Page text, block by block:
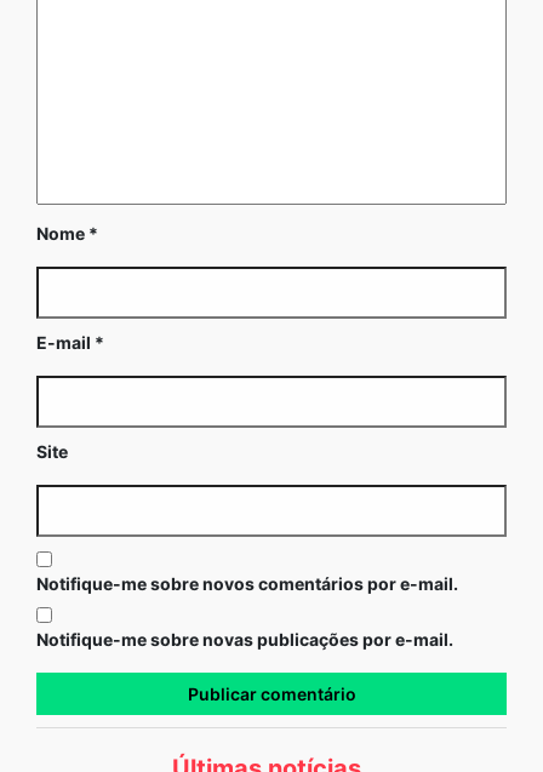
Nome *
E-mail *
Site
Notifique-me sobre novos comentários por e-mail.
Notifique-me sobre novas publicações por e-mail.